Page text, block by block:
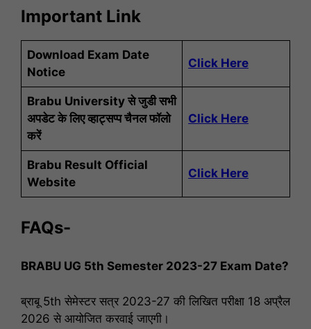
Important Link
Download Exam Date
Notice
Click Here
Brabu University से जुडी सभी
अपडेट के लिए व्हाट्सप्प चैनल फॉलो
करें
Click Here
Brabu Result Official
Website
Click Here
FAQs-
BRABU UG 5th Semester 2023-27 Exam Date?
ब्राबू 5th सेमेस्टर सत्र 2023-27 की लिखित परीक्षा 18 अप्रैल
2026 से आयोजित करवाई जाएगी।